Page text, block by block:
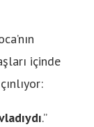
içinde
.”